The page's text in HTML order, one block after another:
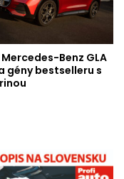
Benz GLA
gény bestselleru s